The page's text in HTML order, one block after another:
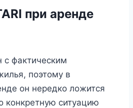
при аренде
с фактическим
поэтому в
он нередко ложится
конкретную ситуацию